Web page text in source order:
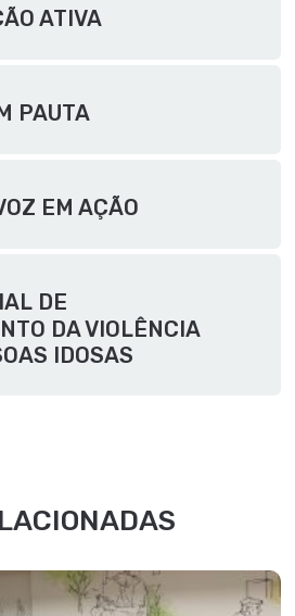
ATIVA
PAUTA
EM AÇÃO
DE
DA VIOLÊNCIA
IDOSAS